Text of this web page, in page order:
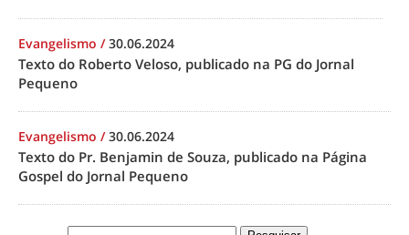
Evangelismo /30.06.2024
Texto do Roberto Veloso, publicado na PG do Jornal
Pequeno
Evangelismo /30.06.2024
Texto do Pr. Benjamin de Souza, publicado na Página
Gospel do Jornal Pequeno